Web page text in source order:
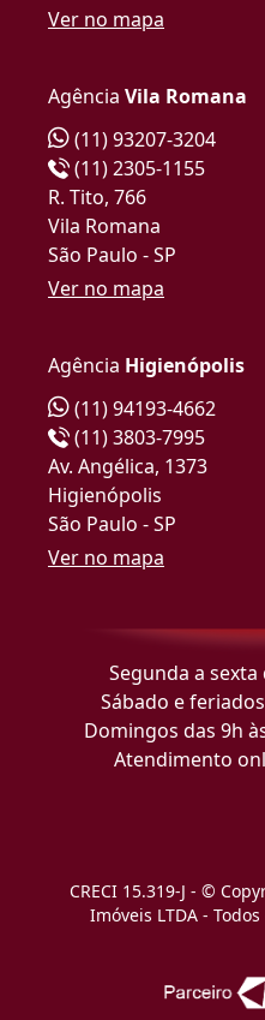
Ver no mapa
Agência Vila Romana
(11) 93207-3204
(11) 2305-1155
R. Tito, 766
Vila Romana
São Paulo - SP
Ver no mapa
Agência Higienópolis
(11) 94193-4662
(11) 3803-7995
Av. Angélica, 1373
Higienópolis
São Paulo - SP
Ver no mapa
Segunda a sexta
Sábado e
Domingos das 9h
Atendimento
CRECI 15.319-J - ©
Imóveis LTDA -